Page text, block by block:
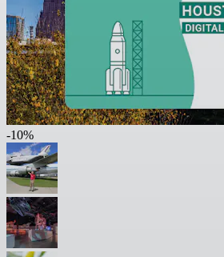
-10%